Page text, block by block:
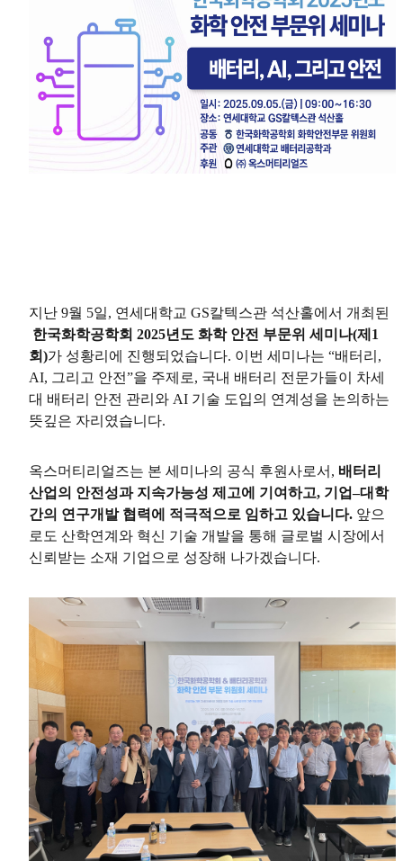
지난 9월 5일, 연세대학교 GS칼텍스관 석산홀에서 개최된
한국화학공학회 2025년도 화학 안전 부문위 세미나(제1
회)가 성황리에 진행되었습니다. 이번 세미나는 “배터리,
AI, 그리고 안전”을 주제로, 국내 배터리 전문가들이 차세
대 배터리 안전 관리와 AI 기술 도입의 연계성을 논의하는
뜻깊은 자리였습니다.
옥스머티리얼즈는 본 세미나의 공식 후원사로서, 배터리
산업의 안전성과 지속가능성 제고에 기여하고, 기업–대학
간의 연구개발 협력에 적극적으로 임하고 있습니다. 앞으
로도 산학연계와 혁신 기술 개발을 통해 글로벌 시장에서
신뢰받는 소재 기업으로 성장해 나가겠습니다.